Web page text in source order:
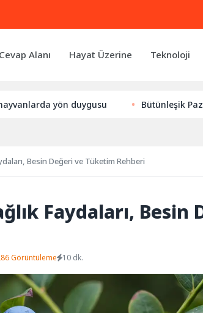
Alanı Hayat Üzerine Teknoloji
yön duygusu Bütünleşik Pazarlama:
Besin Değeri ve Tüketim Rehberi
Faydaları,
Görüntüleme 10 dk.